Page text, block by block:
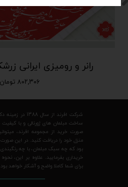
رانر و رومیزی ایرانی
۸۰۲,۳۰۶ تومان
شرکت افرند از
ساخت مبلمان های ژورنالی و با کیفیت
صورت خرید از مجموعه افرند،
منزل خود را دریافت کنید. در این
بود که چه سبک مبلمان، با چه
خریداری بفرمایید. علاوه بر این،
برای شما کاملا واضح و آشکار خواهد بود.